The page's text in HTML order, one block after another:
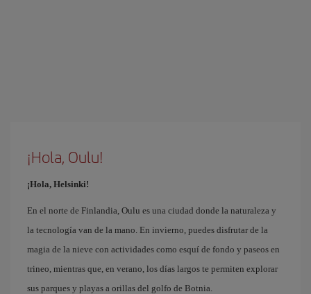
¡Hola, Oulu!
¡Hola, Helsinki!
En el norte de Finlandia, Oulu es una ciudad donde la naturaleza y
la tecnología van de la mano. En invierno, puedes disfrutar de la
magia de la nieve con actividades como esquí de fondo y paseos en
trineo, mientras que, en verano, los días largos te permiten explorar
sus parques y playas a orillas del golfo de Botnia.